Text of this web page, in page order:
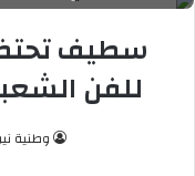
سطيف
للفن
وطنية